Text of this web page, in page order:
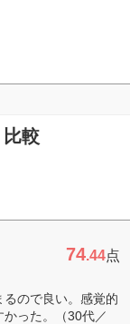
較
74.44点
ので良い。感覚的
った。（30代／